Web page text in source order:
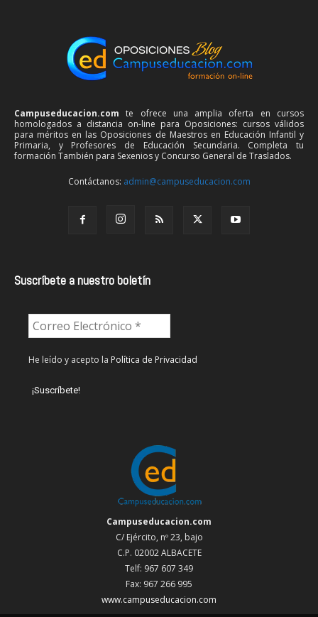
Campuseducacion.com te ofrece una amplia oferta en cursos
homologados a distancia on-line para Oposiciones: cursos válidos
para méritos en las Oposiciones de Maestros en Educación Infantil y
Primaria, y Profesores de Educación Secundaria. Completa tu
formación También para Sexenios y Concurso General de Traslados.
Contáctanos: admin@campuseducacion.com
Suscríbete a nuestro boletín
He leído y acepto la Política de Privacidad
Campuseducacion.com
C/ Ejército, nº 23, bajo
C.P. 02002 ALBACETE
Telf: 967 607 349
Fax: 967 266 995
www.campuseducacion.com